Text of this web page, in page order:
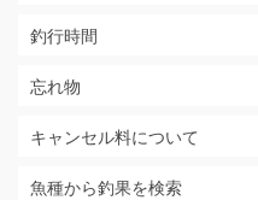
釣行時間
忘れ物
キャンセル料について
魚種から釣果を検索